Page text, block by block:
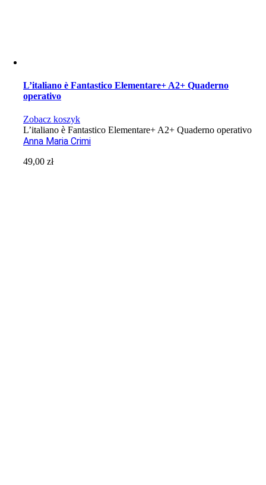
L’italiano è Fantastico Elementare+ A2+ Quaderno
operativo
Zobacz koszyk
L’italiano è Fantastico Elementare+ A2+ Quaderno operativo
Anna Maria Crimi
49,00zł